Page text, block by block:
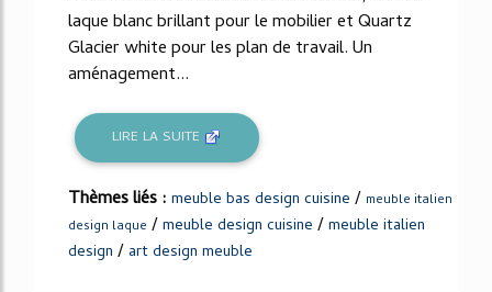
laque blanc brillant pour le mobilier et Quartz
Glacier white pour les plan de travail. Un
aménagement...
LIRE LA SUITE
Thèmes liés : meuble bas design cuisine / meuble italien
design laque /meuble design cuisine /meuble italien
design /art design meuble